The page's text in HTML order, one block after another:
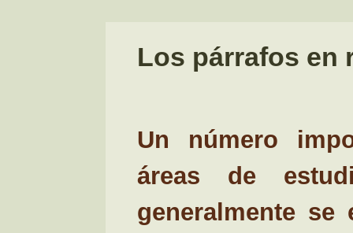
Los párrafos en
Un número
áreas de
generalmente se